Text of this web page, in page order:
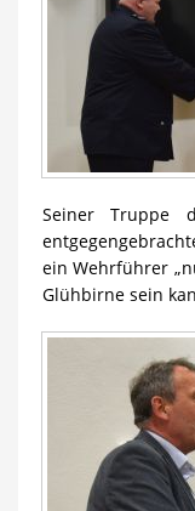
Seiner Truppe
ein Wehrführer
Glühbirne sein